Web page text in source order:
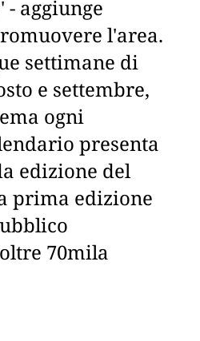
- aggiunge
l'area.
settimane di
e settembre,
ogni
presenta
edizione del
prima edizione
70mila